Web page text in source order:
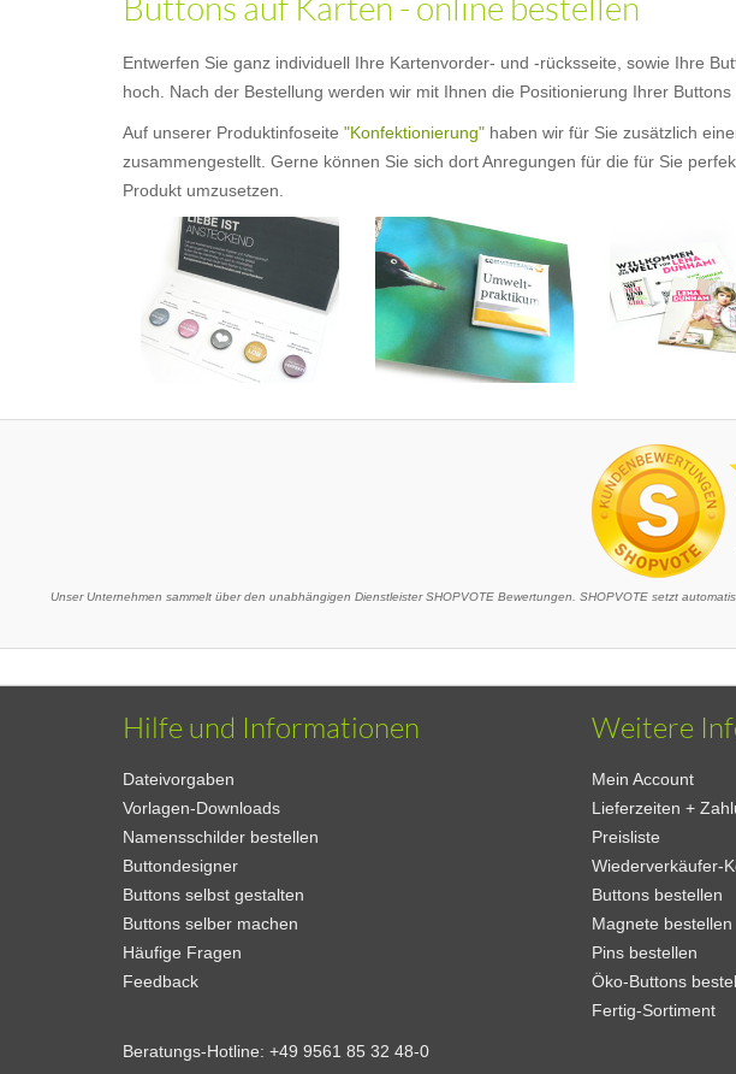
Entwerfen Sie ganz individuell Ihre Kartenvorder- und -rücksseite, sowie Ihre
hoch. Nach der Bestellung werden wir mit Ihnen die Positionierung Ihrer
Auf unserer Produktinfoseite "Konfektionierung" haben wir für Sie zusätzlich
zusammengestellt. Gerne können Sie sich dort Anregungen für die für Sie
Produkt umzusetzen.
Unser Unternehmen sammelt über den unabhängigen Dienstleister SHOPVOTE Bewertungen. SHOPVOTE setzt
Hilfe und Informationen
Dateivorgaben
Vorlagen-Downloads
Namensschilder bestellen
Buttondesigner
Buttons selbst gestalten
Buttons selber machen
Häufige Fragen
Feedback
Weitere
Mein Account
Lieferzeiten +
Preisliste
Wiederverkäufer-
Buttons bestellen
Magnete bestellen
Pins bestellen
Öko-Buttons
Fertig-Sortiment
Beratungs-Hotline: +49 9561 85 32 48-0